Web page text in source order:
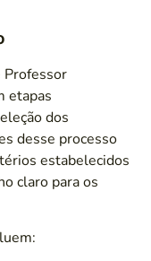
Professor
etapas
dos
desse processo
estabelecidos
claro para os